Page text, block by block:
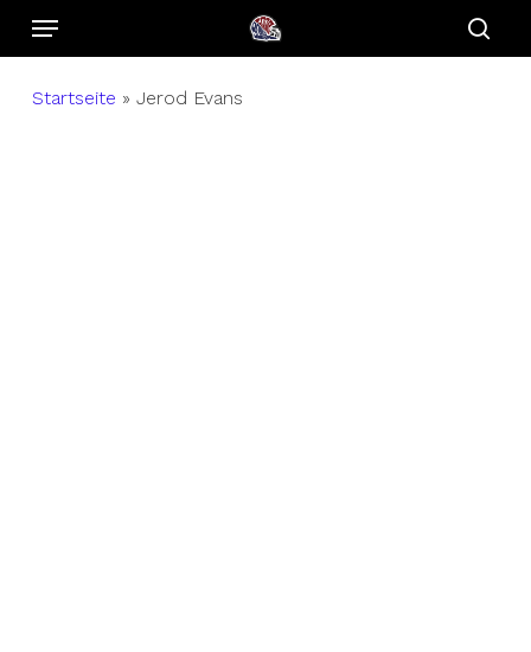
SkipMenu
Startseite » Jerod Evans